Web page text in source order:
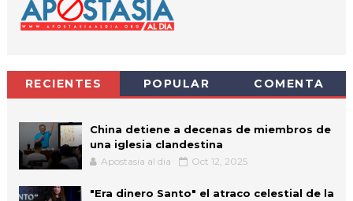
RECIENTES POPULAR COMENTA
China detiene a decenas de miembros de
una iglesia clandestina
Apostasia al dia Oct 12, 2025
"Era dinero Santo" el atraco celestial de la